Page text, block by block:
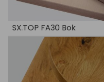
SX.TOP FA30 Bok